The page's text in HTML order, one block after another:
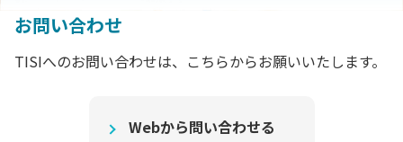
お問い合わせ
TISIへのお問い合わせは、こちらからお願いいたします。
Webから問い合わせる